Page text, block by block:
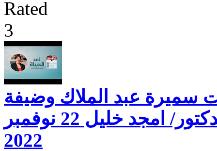
سميرة عبد الملاك وضيفة
الحلقة القس الدكتور/ امجد خليل 22 نوفمبر
2022